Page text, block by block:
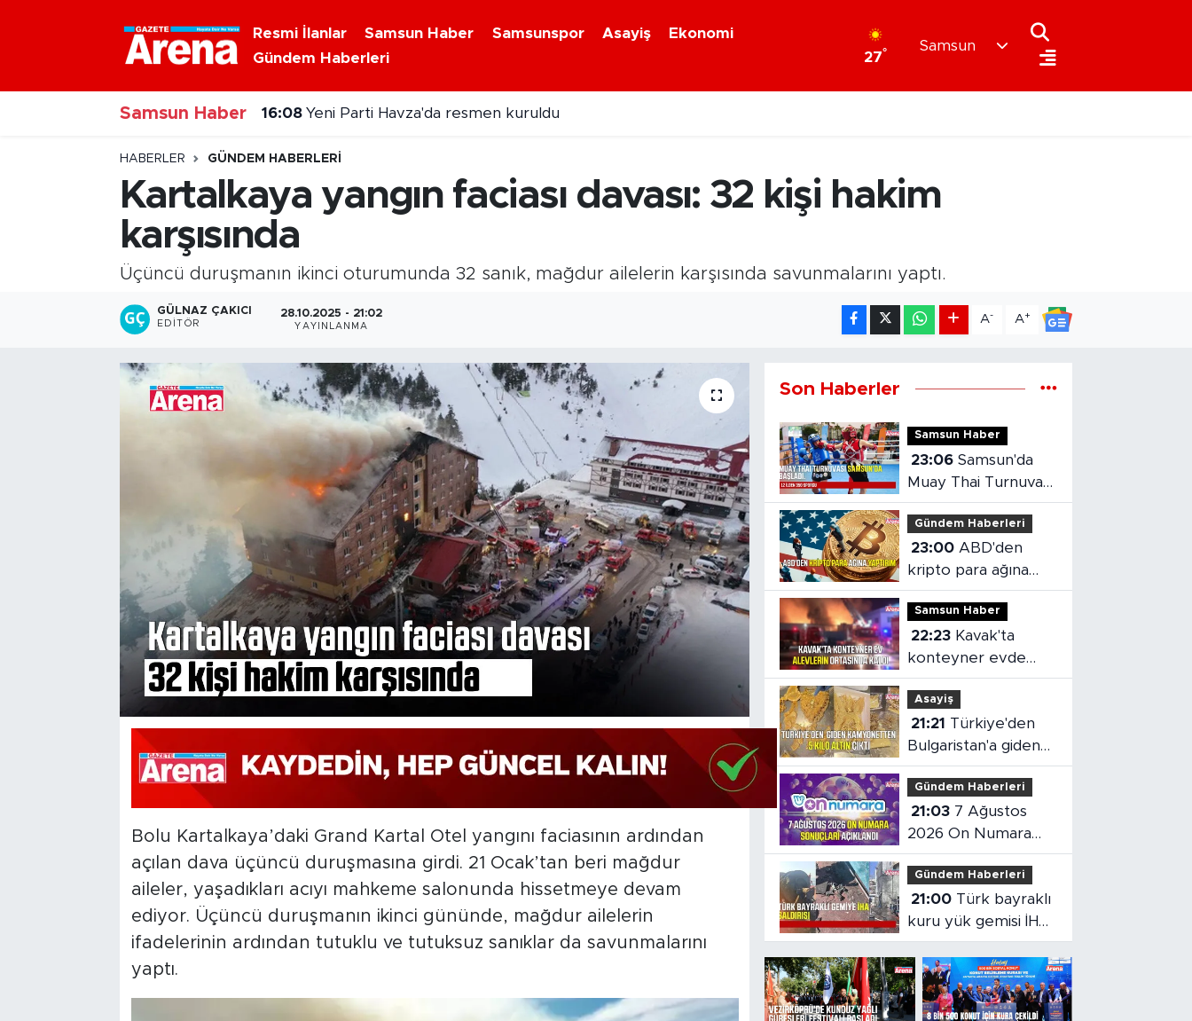
Resmi İlanlar Samsun Haber Samsunspor Asayiş
Ekonomi
Gündem Haberleri
27°
Samsun
Samsun Haber 16:08 Yeni Parti Havza'da resmen kuruldu
HABERLER GÜNDEM HABERLERI
Kartalkaya yangın faciası davası: 32 kişi hakim
karşısında
Üçüncü duruşmanın ikinci oturumunda 32 sanık, mağdur ailelerin karşısında savunmalarını yaptı.
GÜLNAZ ÇAKICI
EDITÖR
28.10.2025 - 21:02
YAYINLANMA
A- A+
Bolu Kartalkaya’daki Grand Kartal Otel yangını faciasının ardından
açılan dava üçüncü duruşmasına girdi. 21 Ocak’tan beri mağdur
aileler, yaşadıkları acıyı mahkeme salonunda hissetmeye devam
ediyor. Üçüncü duruşmanın ikinci gününde, mağdur ailelerin
ifadelerinin ardından tutuklu ve tutuksuz sanıklar da savunmalarını
yaptı.
Son Haberler
Samsun Haber
23:06 Samsun'da
Muay Thai Turnuvası
heyecanı başladı
Gündem Haberleri
23:00 ABD'den
kripto para ağına
yaptırım
Samsun Haber
22:23
konteyner evde
yangın çıktı
Asayiş
21:21
Bulgaristan'a giden
kamyonetten 5 kilo
altın çıktı
Gündem Haberleri
21:03
2026 On Numara
sonuçları açıklandı
Gündem Haberleri
21:00
kuru yük gemisi İHA
saldırısına uğradı
Nöbetçi Eczaneler
Hava Durumu
Samsun Namaz Vakitleri
Trafik Durumu
Süper Lig Puan Durumu ve Fikstür
Son Dakika Haberleri
Haber Arşivi